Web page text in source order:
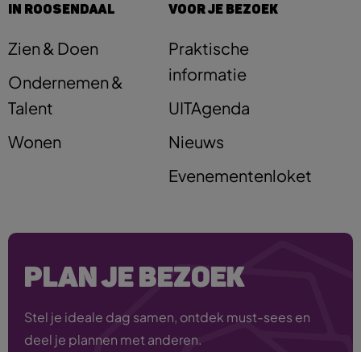
IN ROOSENDAAL
Zien & Doen
Ondernemen &
Talent
Wonen
VOOR JE BEZOEK
Praktische
informatie
UITAgenda
Nieuws
Evenementenloket
PLAN JE BEZOEK
Stel je ideale dag samen, ontdek must-sees en
deel je plannen met anderen.